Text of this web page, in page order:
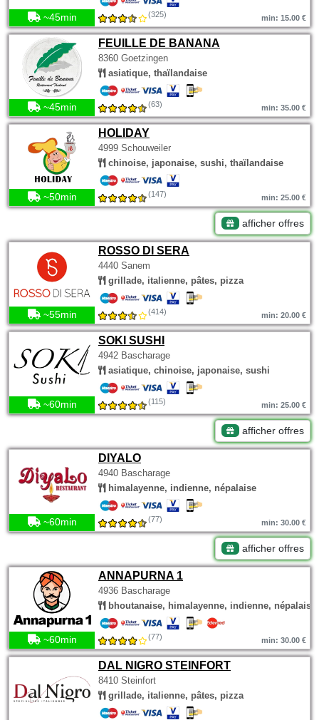
~45min (325) min: 15.00 €
FEUILLE DE BANANA
8360 Goetzingen
asiatique, thaïlandaise
~45min (63) min: 35.00 €
HOLIDAY
4999 Schouweiler
chinoise, japonaise, sushi, thaïlandaise
~50min (147) min: 25.00 €
afficher offres
ROSSO DI SERA
4440 Sanem
grillade, italienne, pâtes, pizza
~55min (414) min: 20.00 €
SOKI SUSHI
4942 Bascharage
asiatique, chinoise, japonaise, sushi
~60min (115) min: 25.00 €
afficher offres
DIYALO
4940 Bascharage
himalayenne, indienne, népalaise
~60min (77) min: 30.00 €
afficher offres
ANNAPURNA 1
4936 Bascharage
bhoutanaise, himalayenne, indienne, népalaise
~60min (77) min: 30.00 €
DAL NIGRO STEINFORT
8410 Steinfort
grillade, italienne, pâtes, pizza